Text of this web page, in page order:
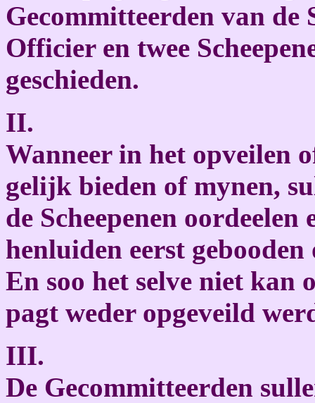
Gecommitteerden van de
Officier en twee
geschieden.
II.
Wanneer in het opveilen
gelijk bieden of mynen,
de Scheepenen
henluiden eerst
En soo het selve niet kan
pagt weder opgeveild
III.
De Gecommitteerden